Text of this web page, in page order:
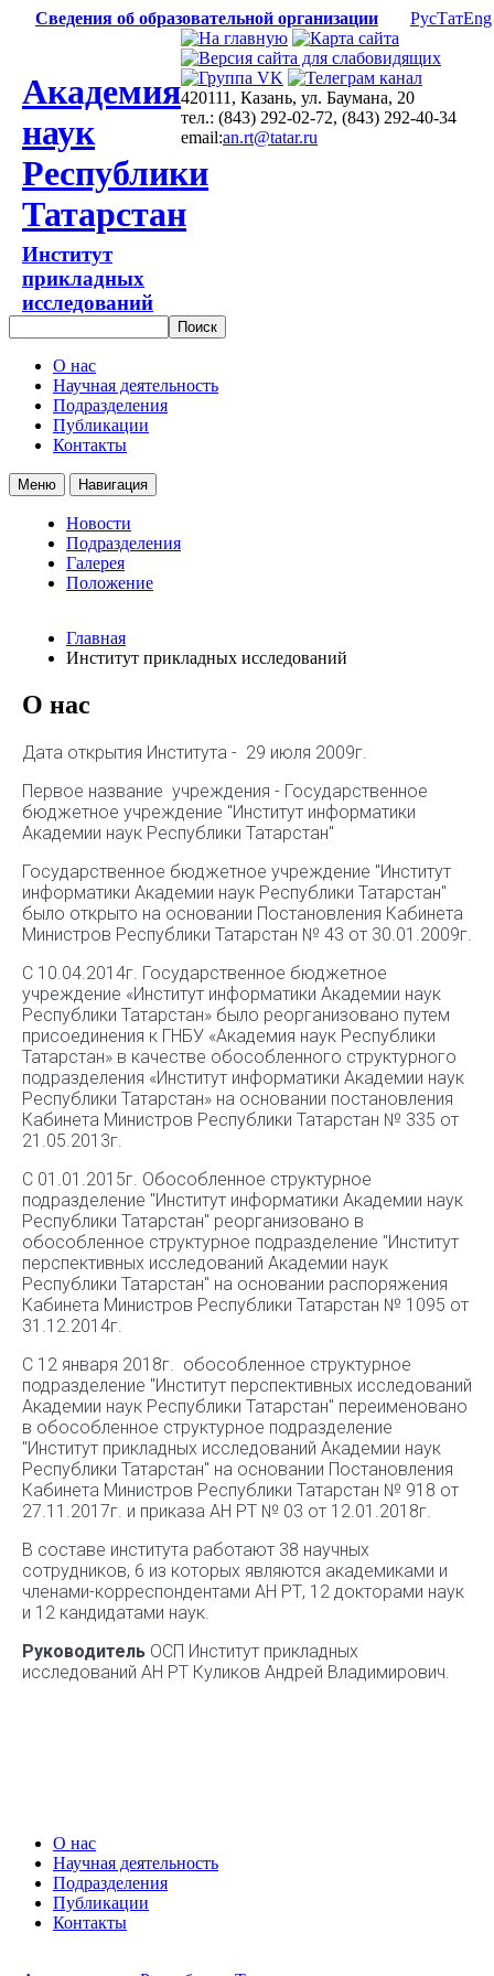
Сведения об образовательной организации РусТатEng
Академия
наук
Республики
Татарстан
Институт
прикладных
исследований
420111, Казань, ул. Баумана, 20
тел.: (843) 292-02-72, (843) 292-40-34
email:an.rt@tatar.ru
О нас
Научная деятельность
Подразделения
Публикации
Контакты
Меню Навигация
Новости
Подразделения
Галерея
Положение
Главная
Институт прикладных исследований
О нас
Дата открытия Института - 29 июля 2009г.
Первое название учреждения - Государственное
бюджетное учреждение "Институт информатики
Академии наук Республики Татарстан"
Государственное бюджетное учреждение "Институт
информатики Академии наук Республики Татарстан"
было открыто на основании Постановления Кабинета
Министров Республики Татарстан № 43 от 30.01.2009г.
С 10.04.2014г. Государственное бюджетное
учреждение «Институт информатики Академии наук
Республики Татарстан» было реорганизовано путем
присоединения к ГНБУ «Академия наук Республики
Татарстан» в качестве обособленного структурного
подразделения «Институт информатики Академии наук
Республики Татарстан» на основании постановления
Кабинета Министров Республики Татарстан № 335 от
21.05.2013г.
С 01.01.2015г. Обособленное структурное
подразделение "Институт информатики Академии наук
Республики Татарстан" реорганизовано в
обособленное структурное подразделение "Институт
перспективных исследований Академии наук
Республики Татарстан" на основании распоряжения
Кабинета Министров Республики Татарстан № 1095 от
31.12.2014г.
С 12 января 2018г. обособленное структурное
подразделение "Институт перспективных исследований
Академии наук Республики Татарстан" переименовано
в обособленное структурное подразделение
"Институт прикладных исследований Академии наук
Республики Татарстан" на основании Постановления
Кабинета Министров Республики Татарстан № 918 от
27.11.2017г. и приказа АН РТ № 03 от 12.01.2018г.
В составе института работают 38 научных
сотрудников, 6 из которых являются академиками и
членами-корреспондентами АН РТ, 12 докторами наук
и 12 кандидатами наук.
Руководитель ОСП Институт прикладных
исследований АН РТ Куликов Андрей Владимирович.
О нас
Научная деятельность
Подразделения
Публикации
Контакты